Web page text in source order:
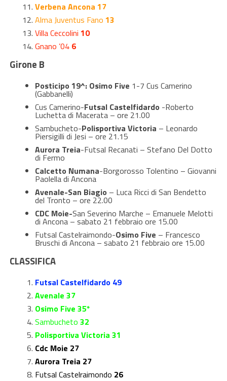
Verbena Ancona 17
Alma Juventus Fano 13
Villa Ceccolini 10
Gnano ’04 6
Girone B
Posticipo 19^: Osimo Five 1-7 Cus Camerino
(Gabbanelli)
Cus Camerino-Futsal Castelfidardo -Roberto
Luchetta di Macerata – ore 21.00
Sambucheto-Polisportiva Victoria – Leonardo
Piersigilli di Jesi – ore 21.15
Aurora Treia-Futsal Recanati – Stefano Del Dotto
di Fermo
Calcetto Numana-Borgorosso Tolentino – Giovanni
Paolella di Ancona
Avenale-San Biagio – Luca Ricci di San Bendetto
del Tronto – ore 22.00
CDC Moie-San Severino Marche – Emanuele Melotti
di Ancona – sabato 21 febbraio ore 15.00
Futsal Castelraimondo-Osimo Five – Francesco
Bruschi di Ancona – sabato 21 febbraio ore 15.00
CLASSIFICA
Futsal Castelfidardo 49
Avenale 37
Osimo Five 35*
Sambucheto 32
Polisportiva Victoria 31
Cdc Moie 27
Aurora Treia 27
Futsal Castelraimondo 26